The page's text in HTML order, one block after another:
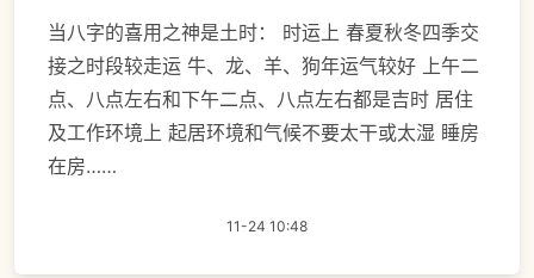
当八字的喜用之神是土时： 时运上 春夏秋冬四季交
接之时段较走运 牛、龙、羊、狗年运气较好 上午二
点、八点左右和下午二点、八点左右都是吉时 居住
及工作环境上 起居环境和气候不要太干或太湿 睡房
在房……
11-24 10:48